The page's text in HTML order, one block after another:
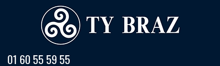
01 60 55 59 55